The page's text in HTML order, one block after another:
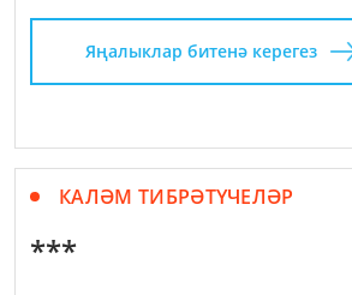
Яңалыклар битенә керегез
КАЛӘМ ТИБРӘТҮЧЕЛӘР
***